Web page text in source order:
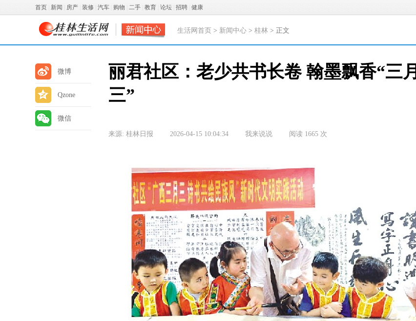
首页 新闻 房产 装修 汽车 购物 二手 教育 论坛 招聘 健康
生活网首页 > 新闻中心 > 桂林 > 正文
微博
Qzone
微信
丽君社区：老少共书长卷 翰墨飘香“三月
三”
来源: 桂林日报 2026-04-15 10:04:34 我来说说 阅读 1665 次